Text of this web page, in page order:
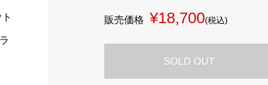
販売価格 ¥18,700(税込)
SOLD OUT